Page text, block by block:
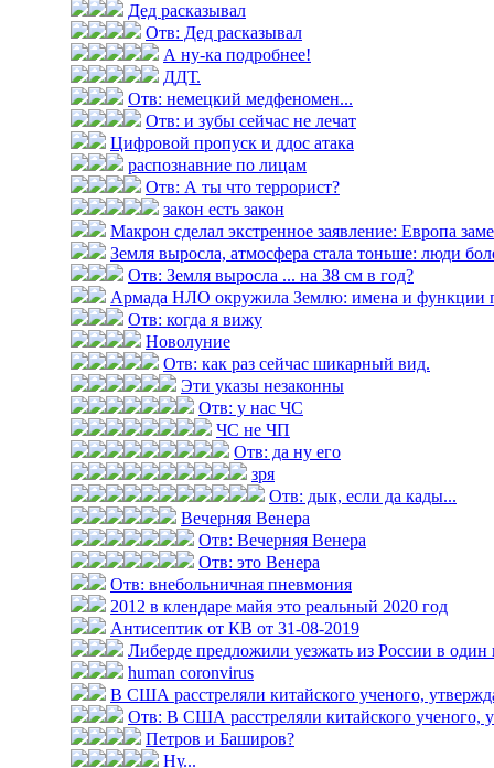
Дед расказывал
Отв: Дед расказывал
А ну-ка подробнее!
ДДТ.
Отв: немецкий медфеномен...
Отв: и зубы сейчас не лечат
Цифровой пропуск и ддос атака
распознавние по лицам
Отв: А ты что террорист?
закон есть закон
Макрон сделал экстренное заявление: Европа
Земля выросла, атмосфера стала тоньше: люди
Отв: Земля выросла ... на 38 см в год?
Армада НЛО окружила Землю: имена и функции
Отв: когда я вижу
Новолуние
Отв: как раз сейчас шикарный вид.
Эти указы незаконны
Отв: у нас ЧС
ЧС не ЧП
Отв: да ну его
зря
Отв: дык, если да кады...
Вечерняя Венера
Отв: Вечерняя Венера
Отв: это Венера
Отв: внебольничная пневмония
2012 в клендаре майя это реальный 2020 год
Антисептик от КВ от 31-08-2019
Либерде предложили уезжать из России в один
human coronvirus
В США расстреляли китайского ученого,
Отв: В США расстреляли китайского ученого,
Петров и Баширов?
Ну...